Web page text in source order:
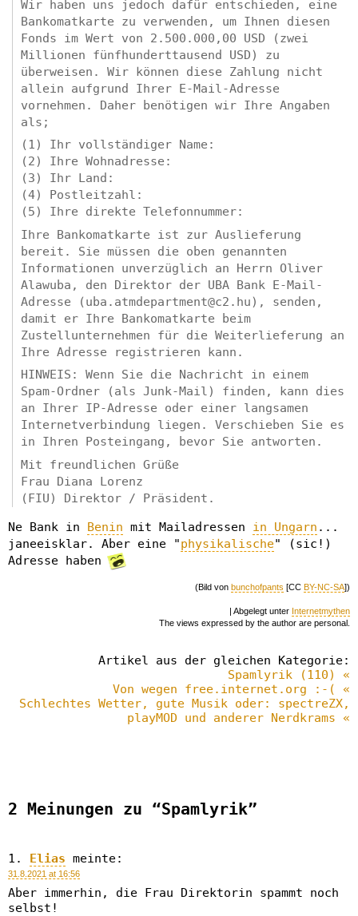
Wir haben uns jedoch dafür entschieden, eine
Bankomatkarte zu verwenden, um Ihnen diesen
Fonds im Wert von 2.500.000,00 USD (zwei
Millionen fünfhunderttausend USD) zu
überweisen. Wir können diese Zahlung nicht
allein aufgrund Ihrer E-Mail-Adresse
vornehmen. Daher benötigen wir Ihre Angaben
als;
(1) Ihr vollständiger Name:
(2) Ihre Wohnadresse:
(3) Ihr Land:
(4) Postleitzahl:
(5) Ihre direkte Telefonnummer:
Ihre Bankomatkarte ist zur Auslieferung
bereit. Sie müssen die oben genannten
Informationen unverzüglich an Herrn Oliver
Alawuba, den Direktor der UBA Bank E-Mail-
Adresse (uba.atmdepartment@c2.hu), senden,
damit er Ihre Bankomatkarte beim
Zustellunternehmen für die Weiterlieferung an
Ihre Adresse registrieren kann.
HINWEIS: Wenn Sie die Nachricht in einem
Spam-Ordner (als Junk-Mail) finden, kann dies
an Ihrer IP-Adresse oder einer langsamen
Internetverbindung liegen. Verschieben Sie es
in Ihren Posteingang, bevor Sie antworten.
Mit freundlichen Grüße
Frau Diana Lorenz
(FIU) Direktor / Präsident.
Ne Bank in Benin mit Mailadressen in Ungarn ...
janeeisklar. Aber eine "physikalische" (sic!)
Adresse haben
(Bild von bunchofpants [CC BY-NC-SA])
| Abgelegt unter Internetmythen
The views expressed by the author are personal.
Artikel aus der gleichen Kategorie:
Spamlyrik (110) «
Von wegen free.internet.org :-( «
Schlechtes Wetter, gute Musik oder: spectreZX,
playMOD und anderer Nerdkrams «
2 Meinungen zu “Spamlyrik”
Elias meinte:
31.8.2021 at 16:56
Aber immerhin, die Frau Direktorin spammt noch
selbst!